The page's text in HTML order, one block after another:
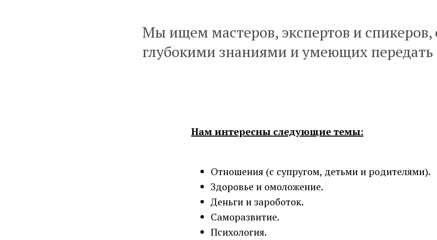
Мы ищем мастеров, экспертов и
глубокими знаниями и умеющих
Нам интересны следующие темы:
Отношения (с супругом, детьми и родителями).
Здоровье и омоложение.
Деньги и зароботок.
Саморазвитие.
Психология.